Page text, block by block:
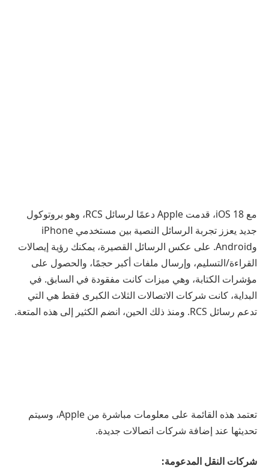
مع iOS 18، قدمت Apple دعمًا لرسائل RCS، وهو بروتوكول
جديد يعزز تجربة الرسائل النصية بين مستخدمي iPhone
وAndroid. على عكس الرسائل القصيرة، يمكنك رؤية إيصالات
القراءة/التسليم، وإرسال ملفات أكبر حجمًا، والحصول على
مؤشرات الكتابة، وهي ميزات كانت مفقودة في السابق. في
البداية، كانت شركات الاتصالات الثلاث الكبرى فقط هي التي
تدعم رسائل RCS. ومنذ ذلك الحين، انضم الكثير إلى هذه المتعة.
تعتمد هذه القائمة على معلومات مباشرة من Apple، وسيتم
تحديثها عند إضافة شركات اتصالات جديدة.
شركات النقل المدعومة: